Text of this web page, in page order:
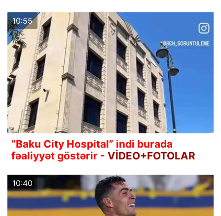
10:55
“Baku City Hospital” indi burada
fəaliyyət göstərir - VİDEO+FOTOLAR
10:40